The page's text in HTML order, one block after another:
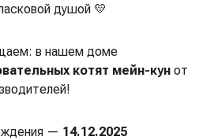
душой 💛
в нашем доме
котят мейн-кун от
— 14.12.2025